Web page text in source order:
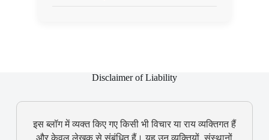
Disclaimer of Liability
इस ब्लॉग में व्यक्त किए गए किसी भी विचार या राय व्यक्तिगत हैं